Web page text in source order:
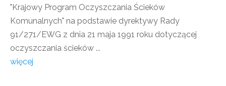
"Krajowy Program Oczyszczania Ścieków
Komunalnych" na podstawie dyrektywy Rady
91/271/EWG z dnia 21 maja 1991 roku dotyczącej
oczyszczania ścieków ...
więcej